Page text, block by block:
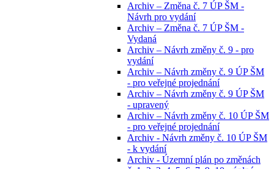
Archiv – Změna č. 7 ÚP ŠM -
Návrh pro vydání
Archiv – Změna č. 7 ÚP ŠM -
Vydaná
Archiv – Návrh změny č. 9 - pro
vydání
Archiv – Návrh změny č. 9 ÚP ŠM
- pro veřejné projednání
Archiv – Návrh změny č. 9 ÚP ŠM
- upravený
Archiv – Návrh změny č. 10 ÚP ŠM
- pro veřejné projednání
Archiv - Návrh změny č. 10 ÚP ŠM
- k vydání
Archiv - Územní plán po změnách